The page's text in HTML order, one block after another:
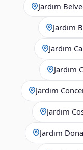
Jardim
Jardim
Jardim
Jardim
Jardim
Jardim
Jardim